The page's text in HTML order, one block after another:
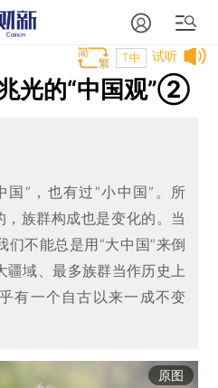
试听
T中
光的“中国观”②
国”，也有过“小中国”。所
，族群构成也是变化的。当
们不能总是用“大中国”来倒
疆域、最多族群当作历史上
有一个自古以来一成不变
原图